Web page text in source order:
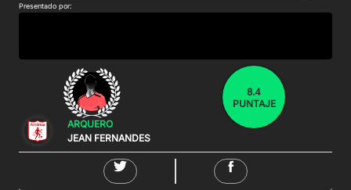
Presentado por:
ARQUERO
JEAN FERNANDES
8.4
PUNTAJE